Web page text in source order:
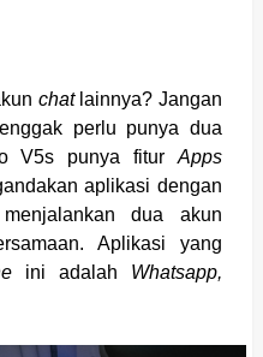
chatlainnya? Jangan
perlu punya dua
V5s punya fiturApps
aplikasi dengan
dua akun
Aplikasi yang
ini adalah Whatsapp,